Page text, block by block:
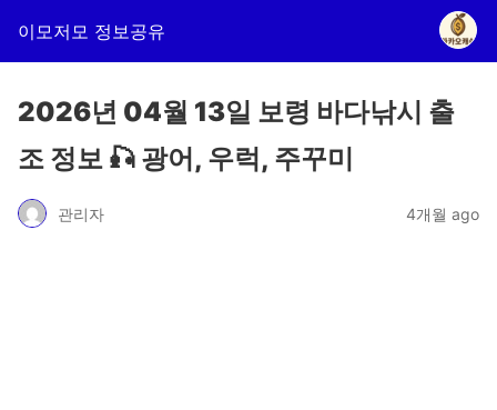
이모저모 정보공유
2026년 04월 13일 보령 바다낚시 출
조 정보 🎣 광어, 우럭, 주꾸미
관리자 4개월 ago